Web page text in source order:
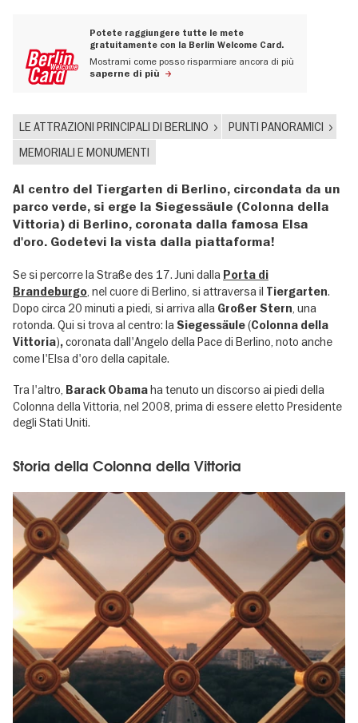
Potete raggiungere tutte le mete
gratuitamente con la Berlin Welcome Card.
Mostrami come posso risparmiare ancora di più
saperne di più
LE ATTRAZIONI PRINCIPALI DI BERLINO
PUNTI PANORAMICI
MEMORIALI E MONUMENTI
Al centro del Tiergarten di Berlino, circondata da un
parco verde, si erge la Siegessäule (Colonna della
Vittoria) di Berlino, coronata dalla famosa Elsa
d'oro. Godetevi la vista dalla piattaforma!
Se si percorre la Straße des 17. Juni dalla Porta di
Brandeburgo , nel cuore di Berlino, si attraversa il Tiergarten.
Dopo circa 20 minuti a piedi, si arriva alla Großer Stern , una
rotonda. Qui si trova al centro: la Siegessäule(Colonna della
Vittoria),coronata dall'Angelo della Pace di Berlino, noto anche
come l'Elsa d'oro della capitale.
Tra l'altro, Barack Obamaha tenuto un discorso ai piedi della
Colonna della Vittoria, nel 2008, prima di essere eletto Presidente
degli Stati Uniti.
Storia della Colonna della Vittoria